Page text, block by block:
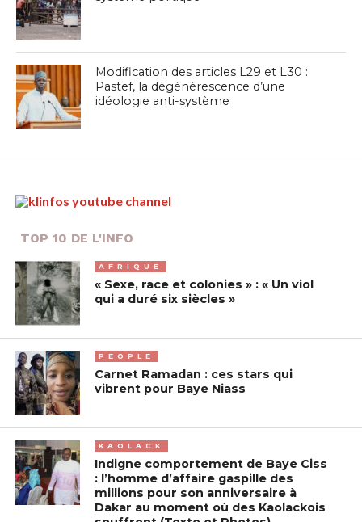
Modification des articles L29 et L30 :
Pastef, la dégénérescence d’une
idéologie anti-système
TOP 10 DE L'INFO
AFRIQUE
« Sexe, race et colonies » : « Un viol
qui a duré six siècles »
PEOPLE
Carnet Ramadan : ces stars qui
vibrent pour Baye Niass
KAOLACK
Indigne comportement de Baye Ciss
: l’homme d’affaire gaspille des
millions pour son anniversaire à
Dakar au moment où des Kaolackois